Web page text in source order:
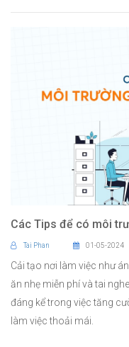
Các Tips để có môi
Tai Phan 01-05-2024
Cải tạo nơi làm việc như
ăn nhẹ miễn phí và tai
đáng kể trong việc tăng
làm việc thoải mái.